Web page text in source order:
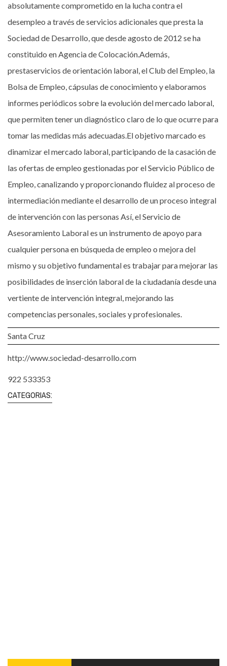
absolutamente comprometido en la lucha contra el
desempleo a través de servicios adicionales que presta la
Sociedad de Desarrollo, que desde agosto de 2012 se ha
constituido en Agencia de Colocación.Además,
prestaservicios de orientación laboral, el Club del Empleo, la
Bolsa de Empleo, cápsulas de conocimiento y elaboramos
informes periódicos sobre la evolución del mercado laboral,
que permiten tener un diagnóstico claro de lo que ocurre para
tomar las medidas más adecuadas.El objetivo marcado es
dinamizar el mercado laboral, participando de la casación de
las ofertas de empleo gestionadas por el Servicio Público de
Empleo, canalizando y proporcionando fluidez al proceso de
intermediación mediante el desarrollo de un proceso integral
de intervención con las personas Así, el Servicio de
Asesoramiento Laboral es un instrumento de apoyo para
cualquier persona en búsqueda de empleo o mejora del
mismo y su objetivo fundamental es trabajar para mejorar las
posibilidades de inserción laboral de la ciudadanía desde una
vertiente de intervención integral, mejorando las
competencias personales, sociales y profesionales.
Santa Cruz
http://www.sociedad-desarrollo.com
922 533353
CATEGORIAS: